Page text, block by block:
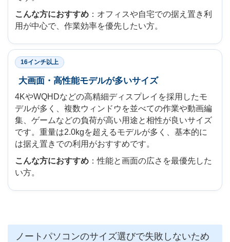
こんな方におすすめ ：オフィスや自宅での据え置き利
用が中心で、作業効率を優先したい方。
16インチ以上
大画面・高性能モデルが多いサイズ
4KやWQHDなどの高精細ディスプレイを採用したモ
デルが多く、複数ウィンドウを並べての作業や動画編
集、ゲームなどの負荷が高い用途と相性が良いサイズ
です。重量は2.0kgを超えるモデルが多く、基本的に
は据え置きでの利用がおすすめです。
こんな方におすすめ ：性能と画面の広さを最優先した
い方。
ノートパソコンのサイズ選びで失敗しないため